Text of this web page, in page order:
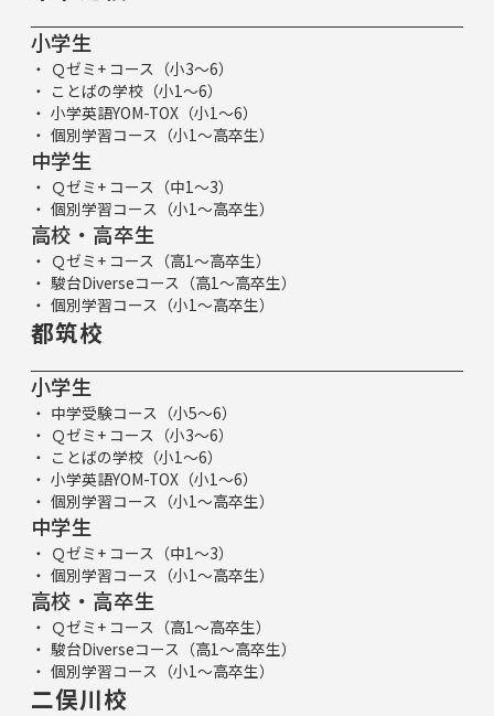
小学生
Ｑゼミ+ コース（小3～6）
ことばの学校（小1～6）
小学英語YOM-TOX（小1～6）
個別学習コース（小1～高卒生）
中学生
Ｑゼミ+ コース（中1～3）
個別学習コース（小1～高卒生）
高校・高卒生
Ｑゼミ+ コース（高1～高卒生）
駿台Diverseコース（高1～高卒生）
個別学習コース（小1～高卒生）
都筑校
小学生
中学受験コース（小5～6）
Ｑゼミ+ コース（小3～6）
ことばの学校（小1～6）
小学英語YOM-TOX（小1～6）
個別学習コース（小1～高卒生）
中学生
Ｑゼミ+ コース（中1～3）
個別学習コース（小1～高卒生）
高校・高卒生
Ｑゼミ+ コース（高1～高卒生）
駿台Diverseコース（高1～高卒生）
個別学習コース（小1～高卒生）
二俣川校